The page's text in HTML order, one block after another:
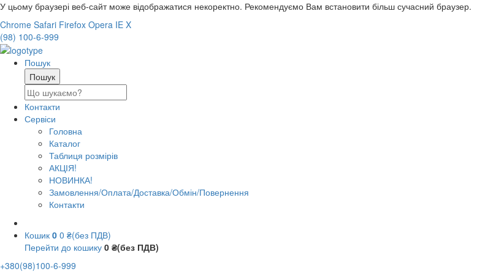
У цьому браузері веб-сайт може відображатися некоректно. Рекомендуємо Вам встановити більш сучасний браузер.
Chrome Safari Firefox Opera IE X
(98) 100-6-999
Пошук
Контакти
Сервіси
Головна
Каталог
Таблиця розмірів
АКЦІЯ!
НОВИНКА!
Замовлення/Оплата/Доставка/Обмін/Повернення
Контакти
Кошик 0 0 ₴(без ПДВ)
Перейти до кошику 0 ₴(без ПДВ)
+380(98)100-6-999